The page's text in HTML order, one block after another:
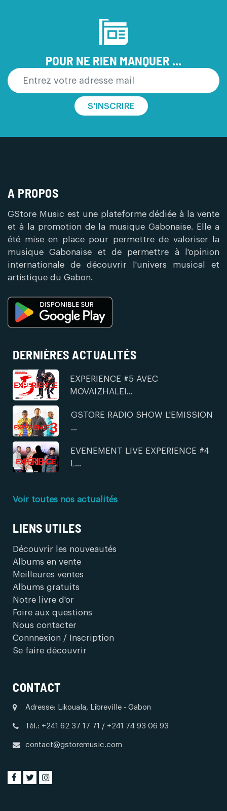
POUR NE RIEN MANQUER ...
S'INSCRIRE
A PROPOS
GStore Music est une plateforme dédiée à la vente
et à la promotion de la musique Gabonaise. Elle a
été mise en place pour permettre de valoriser la
musique Gabonaise et de permettre à l'opinion
internationale de découvrir l'univers musical et
artistique du Gabon.
DERNIÈRES ACTUALITÉS
EXPERIENCE #5 AVEC
MOVAIZHALEI...
GSTORE RADIO SHOW L'EMISSION
...
EVENEMENT LIVE EXPERIENCE #4
L...
Voir toutes nos actualités
LIENS UTILES
Découvrir les nouveautés
Albums en vente
Meilleures ventes
Albums gratuits
Notre livre d'or
Foire aux questions
Nous contacter
Connnexion / Inscription
Se faire découvrir
CONTACT
Adresse: Likouala, Libreville - Gabon
Tél.: +241 62 37 17 71 / +241 74 93 06 93
contact@gstoremusic.com